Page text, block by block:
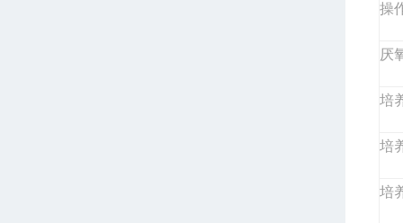
操
厌
培
培
培